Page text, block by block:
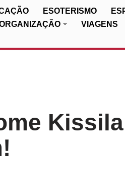
ESOTERISMO
VIAGENS